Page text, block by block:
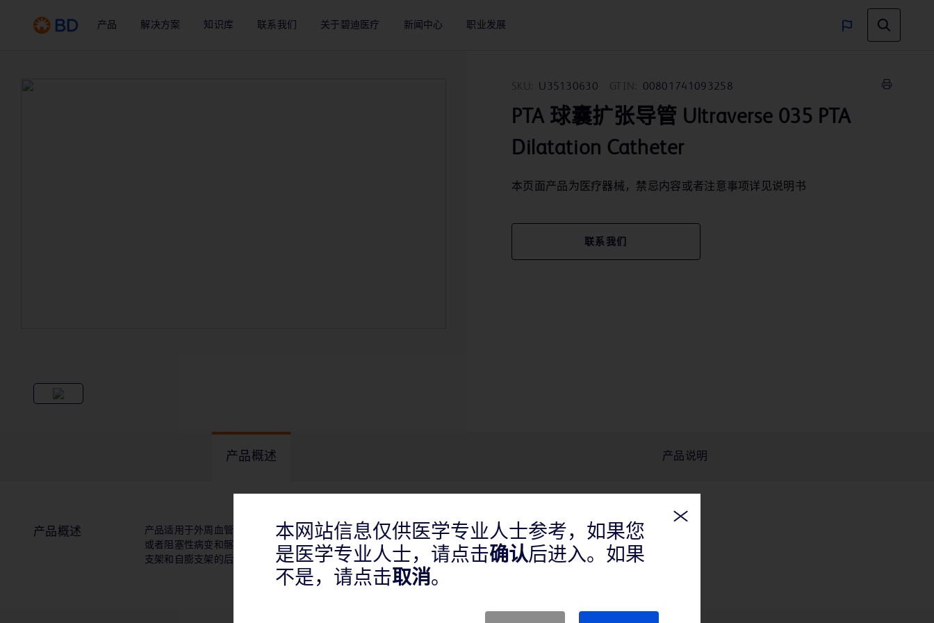
产品 解决方案 知识库 联系我们 关于碧迪医疗 新闻中心 职业发展
SKU: U35130630 GTIN: 00801741093258
PTA 球囊扩张导管 Ultraverse 035 PTA
Dilatation Catheter
本页面产品为医疗器械，禁忌内容或者注意事项详见说明书
联系我们
产品概述 产品说明
产品概述
产品适用于外周血管中狭窄的扩张，以及治疗自体或人造血管瘘狭窄性
或者阻塞性病变和髂动脉中覆膜支架组件的再扩张，外周血管球囊扩张
支架和自膨支架的后扩张。该产品不适用于冠状动脉。
本网站信息仅供医学专业人士参考，如果您
是医学专业人士，请点击确认后进入。如果
不是，请点击取消。